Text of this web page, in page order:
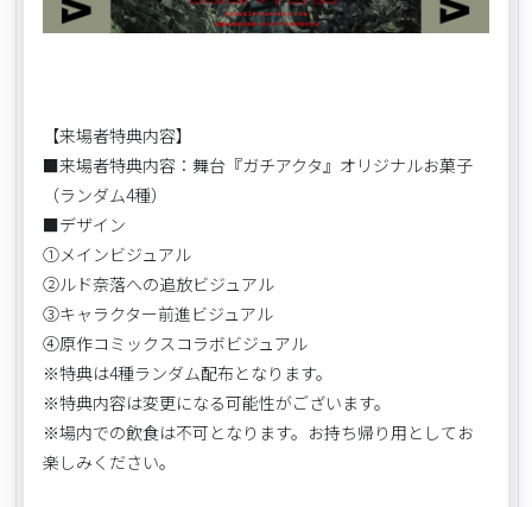
【来場者特典内容】
■来場者特典内容：舞台『ガチアクタ』オリジナルお菓子
（ランダム4種）
■デザイン
①メインビジュアル
②ルド奈落への追放ビジュアル
③キャラクター前進ビジュアル
④原作コミックスコラボビジュアル
※特典は4種ランダム配布となります。
※特典内容は変更になる可能性がございます。
※場内での飲食は不可となります。お持ち帰り用としてお
楽しみください。